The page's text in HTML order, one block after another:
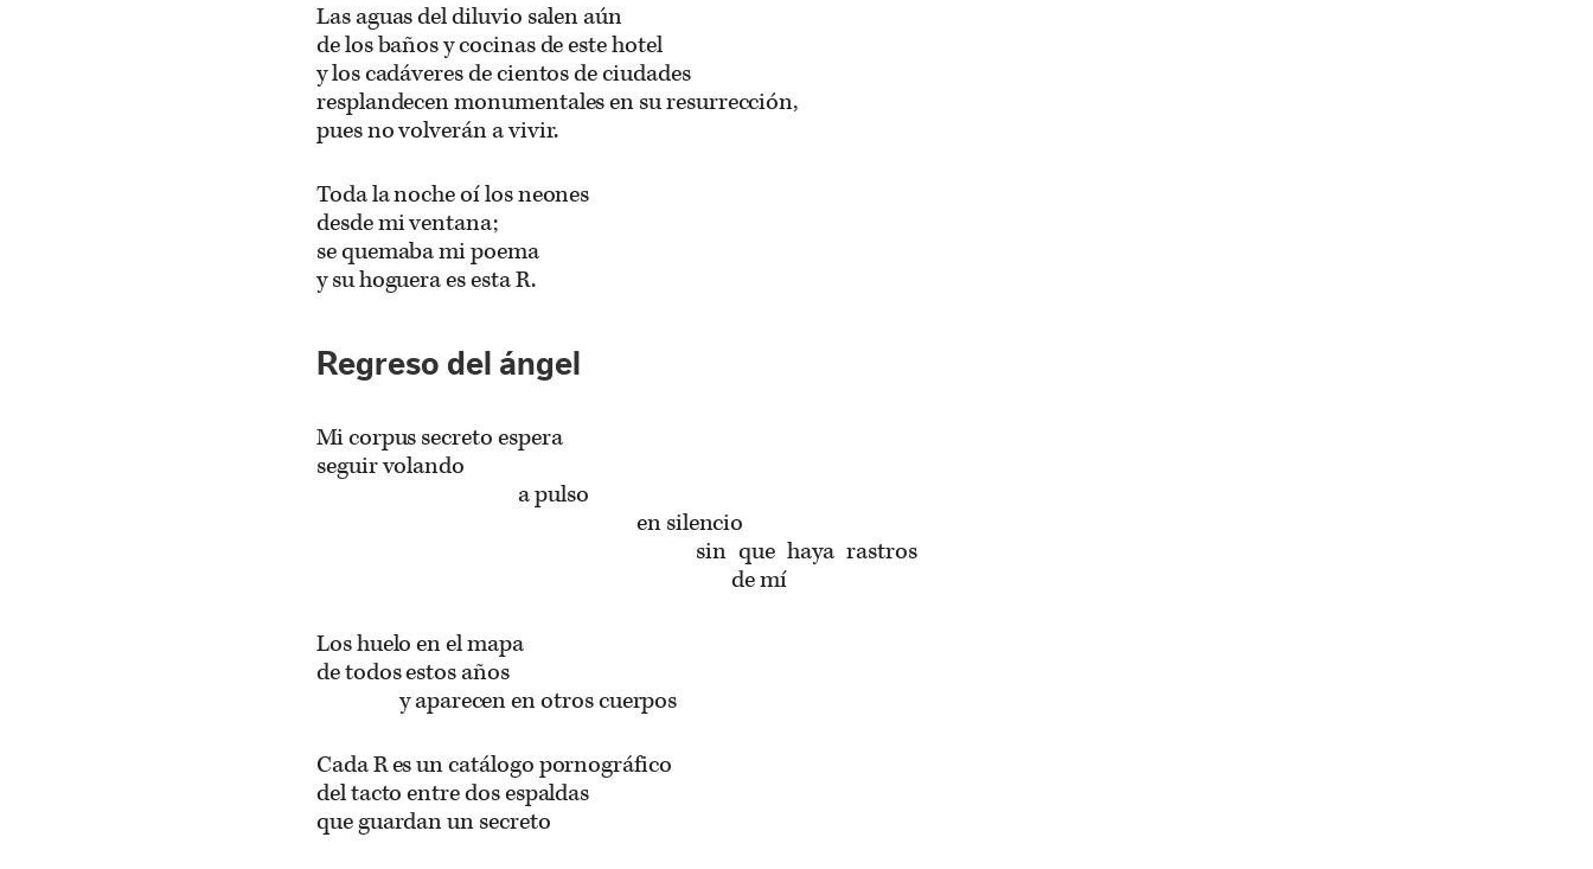
Las aguas del diluvio salen aún
de los baños y cocinas de este hotel
y los cadáveres de cientos de ciudades
resplandecen monumentales en su resurrección,
pues no volverán a vivir.
Toda la noche oí los neones
desde mi ventana;
se quemaba mi poema
y su hoguera es esta R.
Regreso del ángel
Mi corpus secreto espera
seguir volando
a pulso
en silencio
sin que haya rastros
de mí
Los huelo en el mapa
de todos estos años
y aparecen en otros cuerpos
Cada R es un catálogo pornográfico
del tacto entre dos espaldas
que guardan un secreto